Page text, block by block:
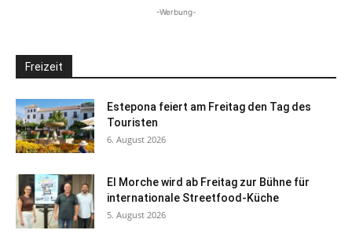
-Werbung-
Freizeit
Estepona feiert am Freitag den Tag des
Touristen
6. August 2026
El Morche wird ab Freitag zur Bühne für
internationale Streetfood-Küche
5. August 2026